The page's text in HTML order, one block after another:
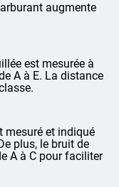
augmente
est mesurée à
A à E. La distance
mesuré et indiqué
plus, le bruit de
A à C pour faciliter